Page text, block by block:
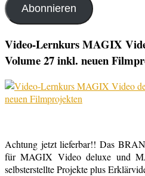
Abonnieren
Video-Lernkurs MAGIX
Volume 27 inkl. neuen
Achtung jetzt lieferbar!! Das
für MAGIX Video deluxe und
selbsterstellte Projekte plus